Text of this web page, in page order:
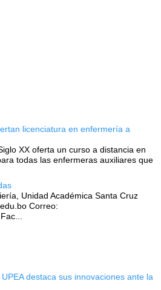
licenciatura en enfermería a
XX oferta un curso a distancia en
todas las enfermeras auxiliares que
Unidad Académica Santa Cruz
Correo:
destaca sus innovaciones ante la